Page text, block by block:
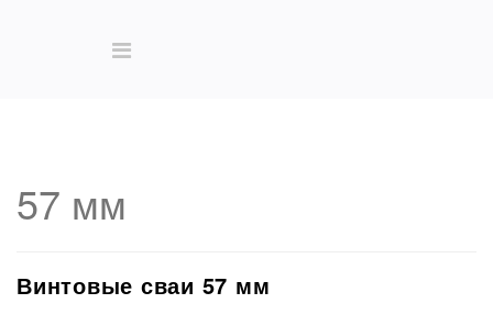
57 мм
Винтовые сваи 57 мм